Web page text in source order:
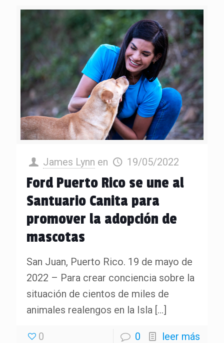
James Lynn en 19/05/2022
Ford Puerto Rico se une al
Santuario Canita para
promover la adopción de
mascotas
San Juan, Puerto Rico. 19 de mayo de
2022 – Para crear conciencia sobre la
situación de cientos de miles de
animales realengos en la Isla […]
0 0 leer más